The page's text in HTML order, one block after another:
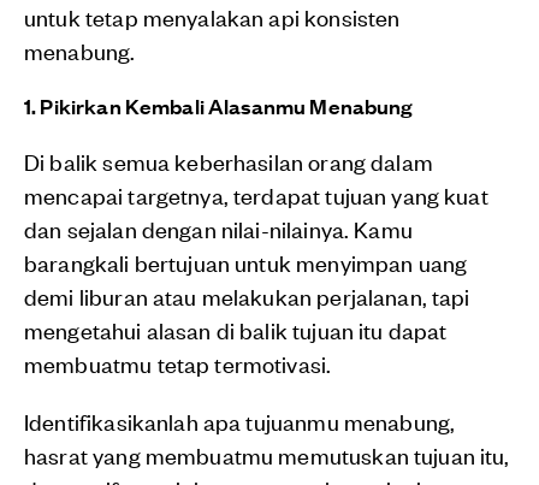
untuk tetap menyalakan api konsisten
menabung.
1. Pikirkan Kembali Alasanmu Menabung
Di balik semua keberhasilan orang dalam
mencapai targetnya, terdapat tujuan yang kuat
dan sejalan dengan nilai-nilainya. Kamu
barangkali bertujuan untuk menyimpan uang
demi liburan atau melakukan perjalanan, tapi
mengetahui alasan di balik tujuan itu dapat
membuatmu tetap termotivasi.
Identifikasikanlah apa tujuanmu menabung,
hasrat yang membuatmu memutuskan tujuan itu,